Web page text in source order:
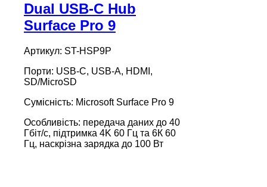
Dual USB-C Hub
Surface Pro 9
Артикул: ST-HSP9P
Порти: USB-C, USB-A, HDMI,
SD/MicroSD
Сумісність: Microsoft Surface Pro 9
Особливість: передача даних до 40
Гбіт/с, підтримка 4K 60 Гц та 6К 60
Гц, наскрізна зарядка до 100 Вт